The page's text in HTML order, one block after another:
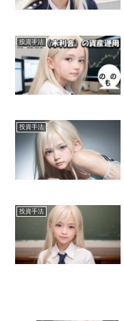
投資手法
投資手法
投資手法